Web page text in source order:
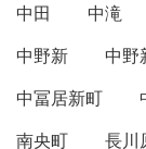
中田
中滝
中野新
中野
中冨居新町
南央町
長川